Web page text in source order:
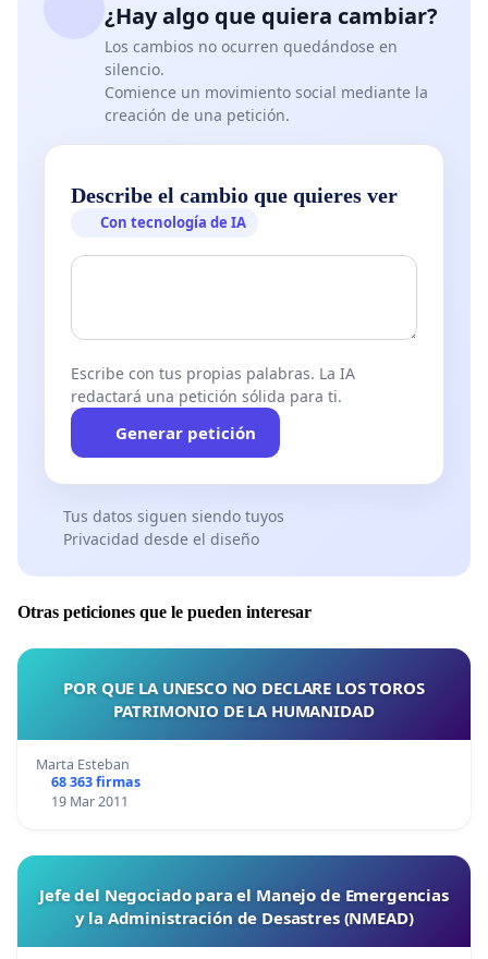
¿Hay algo que quiera cambiar?
Los cambios no ocurren quedándose en
silencio.
Comience un movimiento social mediante la
creación de una petición.
Describe el cambio que quieres ver
Con tecnología de IA
Escribe con tus propias palabras. La IA
redactará una petición sólida para ti.
Generar petición
Tus datos siguen siendo tuyos
Privacidad desde el diseño
Otras peticiones que le pueden interesar
POR QUE LA UNESCO NO DECLARE LOS TOROS
PATRIMONIO DE LA HUMANIDAD
Marta Esteban
68 363 firmas
19 Mar 2011
Jefe del Negociado para el Manejo de Emergencias
y la Administración de Desastres (NMEAD)